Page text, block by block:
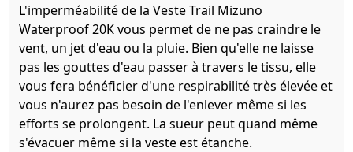
L'imperméabilité de la Veste Trail Mizuno
Waterproof 20K vous permet de ne pas craindre le
vent, un jet d'eau ou la pluie. Bien qu'elle ne laisse
pas les gouttes d'eau passer à travers le tissu, elle
vous fera bénéficier d'une respirabilité très élevée et
vous n'aurez pas besoin de l'enlever même si les
efforts se prolongent. La sueur peut quand même
s'évacuer même si la veste est étanche.